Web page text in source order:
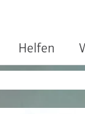
Helfen